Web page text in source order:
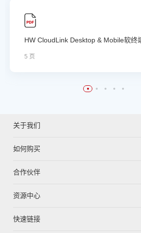
HW CloudLink Desktop & Mobile软终
5 页
关于我们
如何购买
合作伙伴
资源中心
快速链接